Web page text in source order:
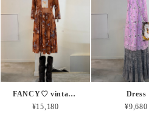
FANCY♡ vintage dress
¥15,180
Dress
¥9,680